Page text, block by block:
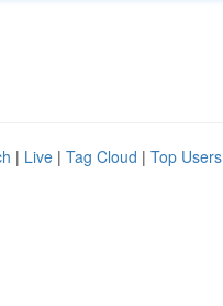
| Live | Tag Cloud | Top Users